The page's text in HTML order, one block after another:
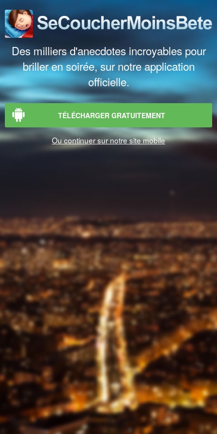
Des milliers d'anecdotes incroyables pour
briller en soirée, sur notre application
officielle.
TÉLÉCHARGER GRATUITEMENT
Ou continuer sur notre site mobile